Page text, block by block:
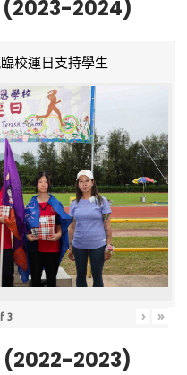
(2023-2024)
校運日支持學生
3 › »
(2022-2023)